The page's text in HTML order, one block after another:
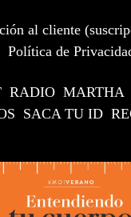
al cliente
Política de
RADIO MARTHA
SACA TU ID